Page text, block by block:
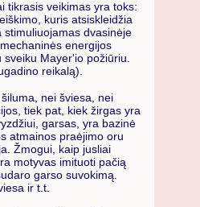
tikrasis veikimas yra toks:
kuris atsiskleidžia
stimuliuojamas dvasinėje
energijos
sveiku Mayer'io požiūriu.
reikalą).
nei šviesa, nei
tiek pat, kiek žirgas yra
garsas, yra bazinė
atmainos praėjimo oru
Žmogui, kaip jusliai
motyvas imituoti pačią
garso suvokimą.
ir t.t.